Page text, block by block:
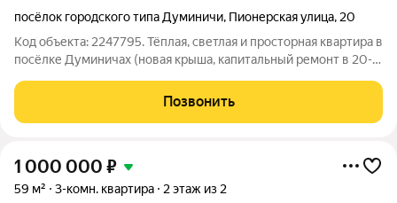
посёлок городского типа Думиничи, Пионерская улица, 20
Код объекта: 2247795. Тёплая, светлая и просторная квартира в
посёлке Думиничах (новая крыша, капитальный ремонт в 20-
наполнена естественным светом, два балкона один из которых
отремонтирован
Позвонить
1 000 000 ₽
59 м² 3-комн. квартира 2 этаж из 2